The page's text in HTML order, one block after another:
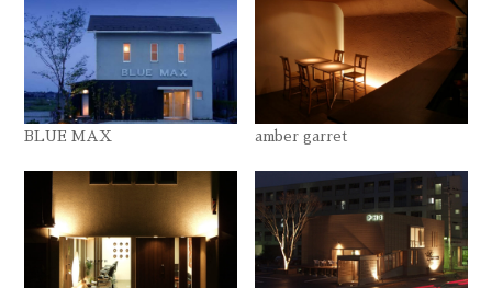
BLUE MAX amber garret